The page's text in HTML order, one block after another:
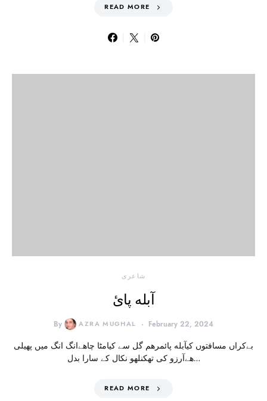
READ MORE
شاعری
آبله پائ
By AZRA MUGHAL February 22, 2024
بےکراں مسافتوں کیآبله پائمرهم گل سے کیامٹا چاهےانگ انگ میں پهیلی
هےآرزو کی تھکنلهو نکال کے سارا بدل…
READ MORE